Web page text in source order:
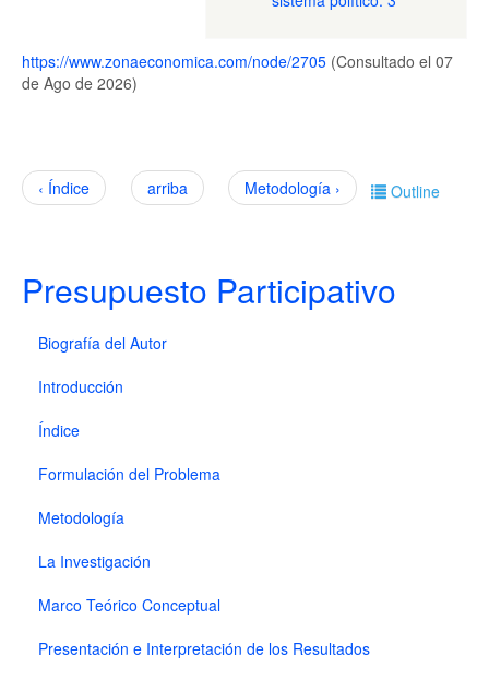
https://www.zonaeconomica.com/node/2705 (Consultado el 07
de Ago de 2026)
Outline
‹ Índice arriba Metodología ›
Presupuesto Participativo
Biografía del Autor
Introducción
Índice
Formulación del Problema
Metodología
La Investigación
Marco Teórico Conceptual
Presentación e Interpretación de los Resultados